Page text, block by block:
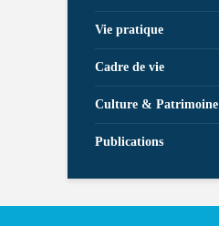
Vie pratique
Cadre de vie
Culture & Patrimoine
Publications